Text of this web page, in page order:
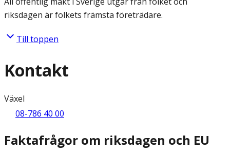
riksdagen är folkets främsta företrädare.
Till toppen
Kontakt
Växel
08-786 40 00
Faktafrågor om riksdagen och EU